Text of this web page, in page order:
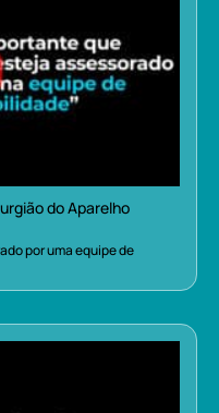
do Aparelho
por uma equipe de